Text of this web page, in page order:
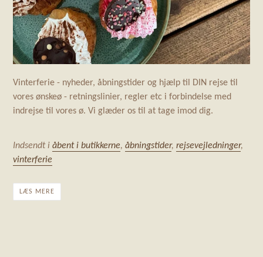
Vinterferie - nyheder, åbningstider og hjælp til DIN rejse til
vores ønskeø - retningslinier, regler etc i forbindelse med
indrejse til vores ø. Vi glæder os til at tage imod dig.
Indsendt i åbent i butikkerne, åbningstider, rejsevejledninger,
vinterferie
LÆS MERE